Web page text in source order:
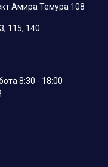
Амира Темура 108
115, 140
8:30 - 18:00